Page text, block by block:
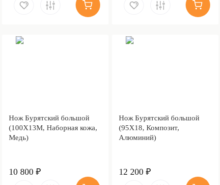
Нож Бурятский большой
(100Х13М, Наборная кожа,
Медь)
10 800 ₽
Нож Бурятский большой
(95Х18, Композит,
Алюминий)
12 200 ₽